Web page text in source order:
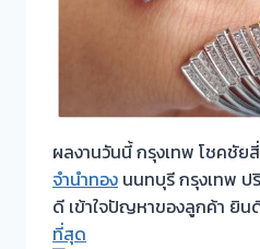
ผลงานวันนี้ กรุงเทพ โชคชัย
จำนำทอง นนทบุรี กรุงเทพ ป
ดี เข้าใจปัญหาของลูกค้า ยิน
ที่สุด